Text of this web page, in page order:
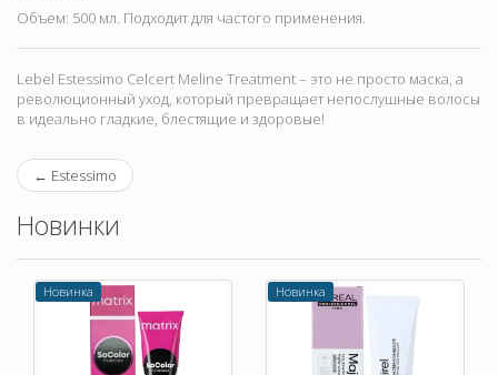
Объем: 500 мл. Подходит для частого применения.
Lebel Estessimo Celcert Meline Treatment – это не просто маска, а
революционный уход, который превращает непослушные волосы
в идеально гладкие, блестящие и здоровые!
← Estessimo
Новинки
Новинка Новинка